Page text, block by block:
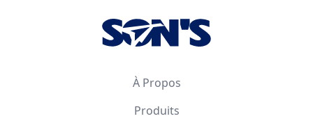
À Propos
Produits